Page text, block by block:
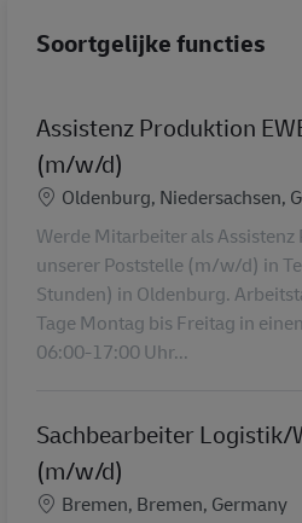
Soortgelijke functies
Assistenz Produktion
(m/w/d)
Locatie
Oldenburg, Niedersachsen,
Werde Mitarbeiter als
unserer Poststelle (m/w/d) in
Stunden) in Oldenburg.
Tage Montag bis Freitag in
06:00-17:00 Uhr...
Sachbearbeiter Logistik/
(m/w/d)
Locatie
Bremen, Bremen, Germany